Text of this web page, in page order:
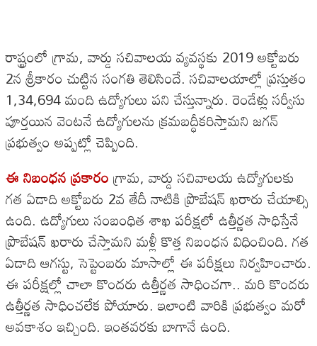
రాష్ట్రంలో గ్రామ, వార్డు సచివాలయ వ్యవస్థకు 2019 అక్టోబరు
2న శ్రీకారం చుట్టిన సంగతి తెలిసిందే. సచివాలయాల్లో ప్రస్తుతం
1,34,694 మంది ఉద్యోగులు పని చేస్తున్నారు. రెండేళ్లు సర్వీసు
పూర్తయిన వెంటనే ఉద్యోగులను క్రమబద్ధీకరిస్తామని జగన్
ప్రభుత్వం అప్పట్లో చెప్పింది.
ఈ నిబంధన ప్రకారంగ్రామ, వార్డు సచివాలయ ఉద్యోగులకు
గత ఏడాది అక్టోబరు 2వ తేదీ నాటికి ప్రొబేషన్ ఖరారు చేయాల్సి
ఉంది. ఉద్యోగులు సంబంధిత శాఖ పరీక్షలో ఉత్తీర్ణత సాధిస్తేనే
ప్రొబేషన్ ఖరారు చేస్తామని మళ్లీ కొత్త నిబంధన విధించింది. గత
ఏడాది ఆగస్టు, సెప్టెంబరు మాసాల్లో ఈ పరీక్షలు నిర్వహించారు.
ఈ పరీక్షల్లో చాలా కొందరు ఉత్తీర్ణత సాధించగా.. మరి కొందరు
ఉత్తీర్ణత సాధించలేక పోయారు. ఇలాంటి వారికి ప్రభుత్వం మరో
అవకాశం ఇచ్చింది. ఇంతవరకు బాగానే ఉంది.